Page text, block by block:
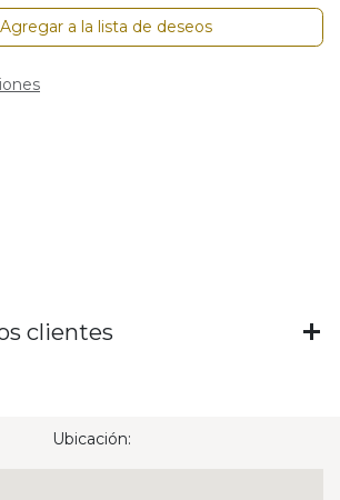
Agregar a la lista de deseos
clientes
Ubicación: